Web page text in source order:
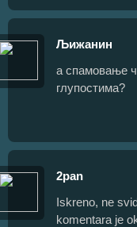
Љижанин
а спамовање
глупостима?
2pan
Iskreno, ne
komentara je